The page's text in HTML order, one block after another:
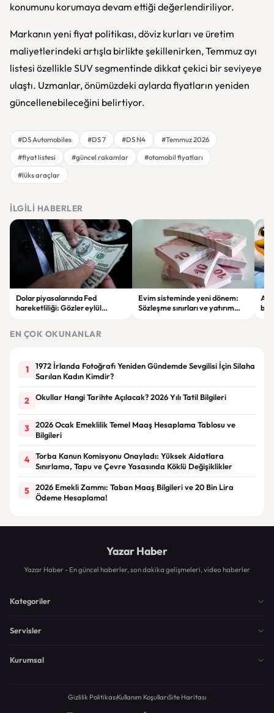
konumunu korumaya devam ettiği değerlendiriliyor.
Markanın yeni fiyat politikası, döviz kurları ve üretim
maliyetlerindeki artışla birlikte şekillenirken, Temmuz ayı
listesi özellikle SUV segmentinde dikkat çekici bir seviyeye
ulaştı. Uzmanlar, önümüzdeki aylarda fiyatların yeniden
güncellenebileceğini belirtiyor.
#DS Automobiles #DS 7 #DS N4
#Temmuz 2026
#fiyat listesi
#güncel rakamlar
#otomobil fiyatları
#lüks araçlar
İLGILI HABERLER
Dolar piyasalarında Fed
hareketliliği: Gözler eylül
Evim sisteminde yeni dönem:
Sözleşme sınırları ve yatırım
EN ÇOK OKUNANLAR
1
1972 İrlanda Fotoğrafı Yeniden Gündemde Sevgilisi İçin Silaha
Sarılan Kadın Kimdir?
2 Okullar Hangi Tarihte Açılacak? 2026 Yılı Tatil Bilgileri
3
2026 Ocak Emeklilik Temel Maaş Hesaplama Tablosu ve
Bilgileri
4
Torba Kanun Komisyonu Onayladı: Yüksek Aidatlara
Sınırlama, Tapu ve Çevre Yasasında Köklü Değişiklikler
5
2026 Emekli Zammı: Taban Maaş Bilgileri ve 20 Bin Lira
Ödeme Hesaplama!
Yazar Haber
Yazar Haber - En güncel haberler, son dakika gelişmeleri, video haberler
Kategoriler
Servisler
Kurumsal
Gizlilik PolitikasıKullanım KoşullarıSite Haritası